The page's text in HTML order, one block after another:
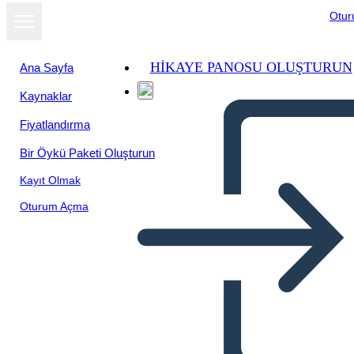
Ana Sayfa
Kaynaklar
Fiyatlandırma
Bir Öykü Paketi Oluşturun
Kayıt Olmak
Oturum Açma
HIKAYE PANOSU OLUŞTURUN